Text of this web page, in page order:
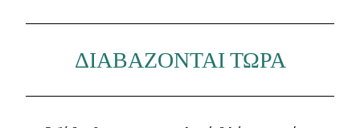
ΔΙΑΒΑΖΟΝΤΑΙ ΤΩΡΑ